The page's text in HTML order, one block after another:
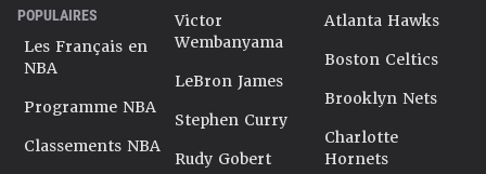
POPULAIRES
Les Français en
NBA
Programme NBA
Classements NBA
Victor
Wembanyama
LeBron James
Stephen Curry
Rudy Gobert
Atlanta Hawks
Boston Celtics
Brooklyn Nets
Charlotte
Hornets